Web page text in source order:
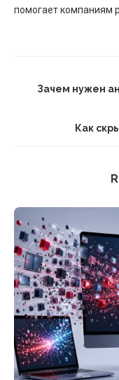
помогает компаниям
Зачем нужен
Как